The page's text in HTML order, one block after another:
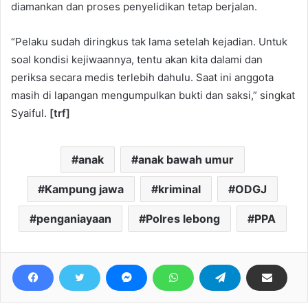
diamankan dan proses penyelidikan tetap berjalan.
“Pelaku sudah diringkus tak lama setelah kejadian. Untuk
soal kondisi kejiwaannya, tentu akan kita dalami dan
periksa secara medis terlebih dahulu. Saat ini anggota
masih di lapangan mengumpulkan bukti dan saksi,” singkat
Syaiful. [trf]
anak anak bawah umur
Kampung jawa kriminal ODGJ
penganiayaan Polres lebong PPA